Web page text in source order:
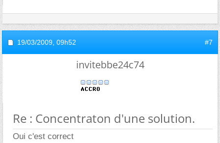
19/03/2009, 09h52 #7
invitebbe24c74
Re : Concentraton d'une solution.
Oui c'est correct